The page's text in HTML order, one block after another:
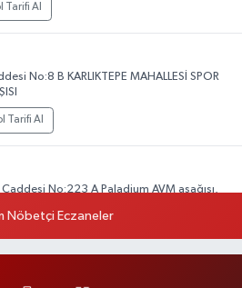
Tarifi Al
No:8 B KARLIKTEPE MAHALLESİ SPOR
Tarifi Al
No:223 A Paladium AVM aşağısı,
Nöbetçi Eczaneler